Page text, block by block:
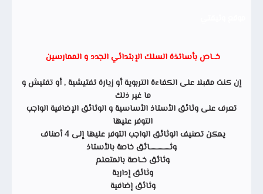
خـــاص بأساتذة السلك الإبتدائي الجدد و الممارسين
إن كنت مقبلا على الكفاءة التربوية أو زيارة تفتيشية , أو تفتيش و
ما غير ذلك
تعرف على وثائق الأستاذ الأساسية و الوثائق الإضافية الواجب
التوفر عليها
يمكن تصنيف الوثائق الواجب التوفر عليها إلى 4 أصناف
وثـــــــــــــــــائق خاصة بالأستاذ
وثائق خــاصة بالمتعلم
وثائق إدارية
وثائق إضافية